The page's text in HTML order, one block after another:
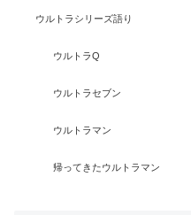
ウルトラシリーズ語り
ウルトラQ
ウルトラセブン
ウルトラマン
帰ってきたウルトラマン